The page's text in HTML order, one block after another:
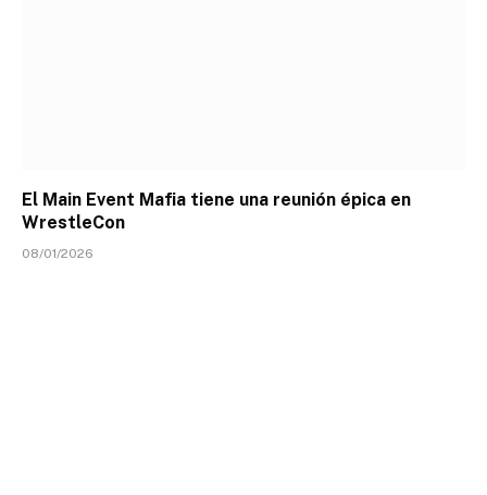
El Main Event Mafia tiene una reunión épica en
WrestleCon
08/01/2026